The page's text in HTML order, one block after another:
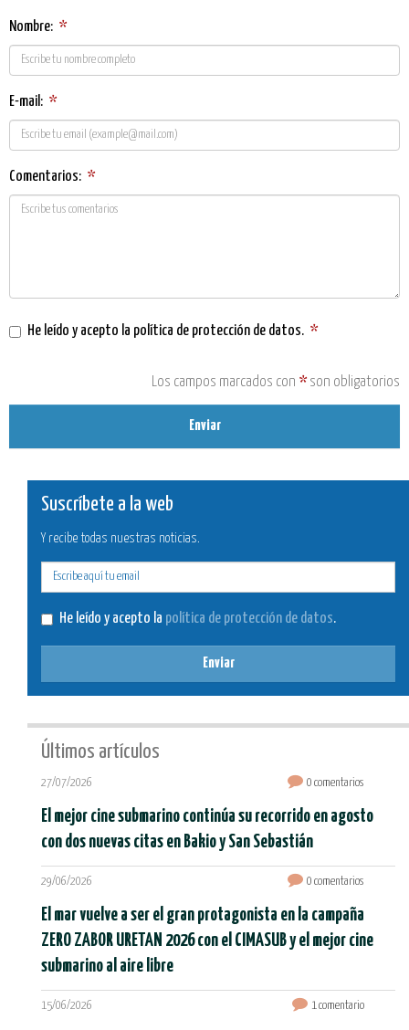
Nombre: *
E-mail: *
Comentarios: *
He leído y acepto la política de protección de datos. *
Los campos marcados con * son obligatorios
Enviar
Suscríbete a la web
Y recibe todas nuestras noticias.
He leído y acepto la política de protección de datos.
Enviar
Últimos artículos
27/07/2026 0 comentarios
El mejor cine submarino continúa su recorrido en agosto
con dos nuevas citas en Bakio y San Sebastián
29/06/2026 0 comentarios
El mar vuelve a ser el gran protagonista en la campaña
ZERO ZABOR URETAN 2026 con el CIMASUB y el mejor cine
submarino al aire libre
15/06/2026 1 comentario